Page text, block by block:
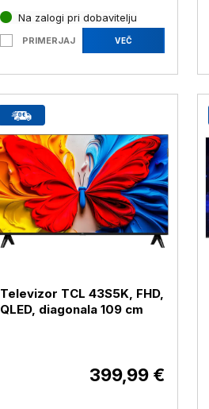
Na zalogi pri dobavitelju
PRIMERJAJ VEČ
Televizor TCL 43S5K, FHD,
QLED, diagonala 109 cm
399,99 €